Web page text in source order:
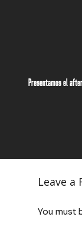
Presentamos el
Leave a
You must